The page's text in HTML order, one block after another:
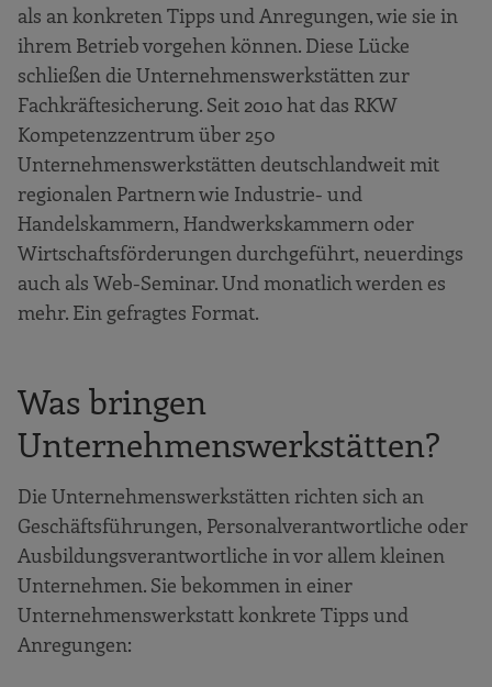
als an konkreten Tipps und Anregungen, wie sie in
ihrem Betrieb vorgehen können. Diese Lücke
schließen die Unternehmenswerkstätten zur
Fachkräftesicherung. Seit 2010 hat das RKW
Kompetenzzentrum über 250
Unternehmenswerkstätten deutschlandweit mit
regionalen Partnern wie Industrie- und
Handelskammern, Handwerkskammern oder
Wirtschaftsförderungen durchgeführt, neuerdings
auch als Web-Seminar. Und monatlich werden es
mehr. Ein gefragtes Format.
Was bringen
Unternehmenswerkstätten?
Die Unternehmenswerkstätten richten sich an
Geschäftsführungen, Personalverantwortliche oder
Ausbildungsverantwortliche in vor allem kleinen
Unternehmen. Sie bekommen in einer
Unternehmenswerkstatt konkrete Tipps und
Anregungen: